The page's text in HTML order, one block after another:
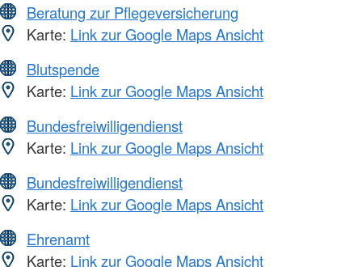
Beratung zur Pflegeversicherung
Karte: Link zur Google Maps Ansicht
Blutspende
Karte: Link zur Google Maps Ansicht
Bundesfreiwilligendienst
Karte: Link zur Google Maps Ansicht
Bundesfreiwilligendienst
Karte: Link zur Google Maps Ansicht
Ehrenamt
Karte: Link zur Google Maps Ansicht